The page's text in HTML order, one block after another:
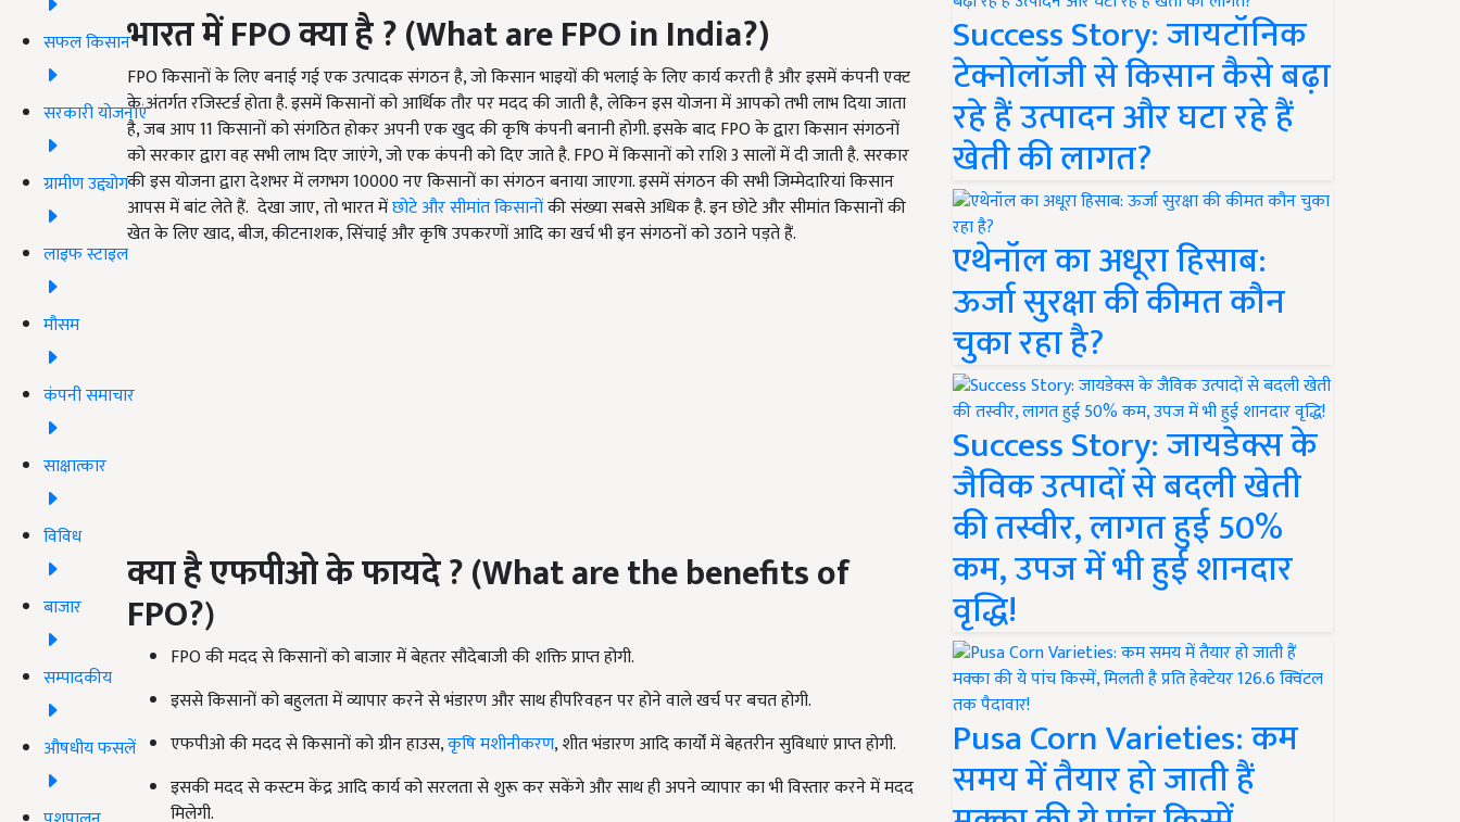
सफल किसान
सरकारी योजनाएं
ग्रामीण उद्द्योग
लाइफ स्टाइल
मौसम
कंपनी समाचार
साक्षात्कार
विविध
बाजार
सम्पादकीय
औषधीय फसलें
भारत मेंFPOक्या है? (What are FPO in India?)
FPO किसानों के लिए बनाई गई एक उत्पादक संगठन है, जो किसान भाइयों की भलाई के लिए कार्य करती है और इसमें कंपनी एक्ट
के अंतर्गत रजिस्टर्ड होता है. इसमें किसानों को आर्थिक तौर पर मदद की जाती है, लेकिन इस योजना में आपको तभी लाभ दिया जाता
है, जब आप 11 किसानों को संगठित होकर अपनी एक खुद की कृषि कंपनी बनानी होगी. इसके बाद FPO के द्वारा किसान संगठनों
को सरकार द्वारा वह सभी लाभ दिए जाएंगे, जो एक कंपनी को दिए जाते है. FPO में किसानों को राशि 3 सालों में दी जाती है. सरकार
की इस योजना द्वारा देशभर में लगभग 10000 नए किसानों का संगठन बनाया जाएगा. इसमें संगठन की सभी जिम्मेदारियां किसान
आपस में बांट लेते हैं. देखा जाए, तो भारत मेंछोटे और सीमांत किसानोंकी संख्या सबसे अधिक है. इन छोटे और सीमांत किसानों की
खेत के लिए खाद, बीज, कीटनाशक, सिंचाई और कृषि उपकरणों आदि का खर्च भी इन संगठनों को उठाने पड़ते हैं.
क्या है एफपीओ के फायदे? (What are the benefits of
FPO?)
FPO की मदद से किसानों को बाजार में बेहतर सौदेबाजी की शक्ति प्राप्त होगी.
इससे किसानों को बहुलता में व्यापार करने से भंडारण और साथ हीपरिवहन पर होने वाले खर्च पर बचत होगी.
एफपीओ की मदद से किसानों को ग्रीन हाउस,कृषि मशीनीकरण, शीत भंडारण आदि कार्यों में बेहतरीन सुविधाएं प्राप्त होगी.
इसकी मदद से कस्टम केंद्र आदि कार्य को सरलता से शुरू कर सकेंगे और साथ ही अपने व्यापार का भी विस्तार करने में मदद
मिलेगी.
Success Story: जायटॉनिक
टेक्नोलॉजी से किसान कैसे बढ़ा
रहे हैं उत्पादन और घटा रहे हैं
खेती की लागत?
एथेनॉल का अधूरा हिसाब:
ऊर्जा सुरक्षा की कीमत कौन
चुका रहा है?
Success Story: जायडेक्स के
जैविक उत्पादों से बदली खेती
की तस्वीर, लागत हुई 50%
कम, उपज में भी हुई शानदार
वृद्धि!
Pusa Corn Varieties: कम
समय में तैयार हो जाती हैं